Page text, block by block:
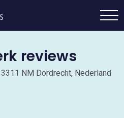
reviews
NM Dordrecht, Nederland